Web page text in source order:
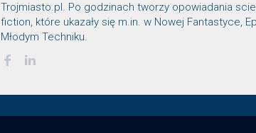
Trojmiasto.pl. Po godzinach tworzy opowiadania
fiction, które ukazały się m.in. w Nowej Fantastyce,
Młodym Techniku.